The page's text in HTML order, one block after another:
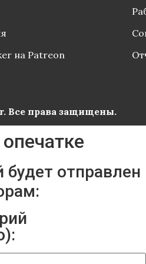
на Patreon
Все права защищены.
будет отправлен